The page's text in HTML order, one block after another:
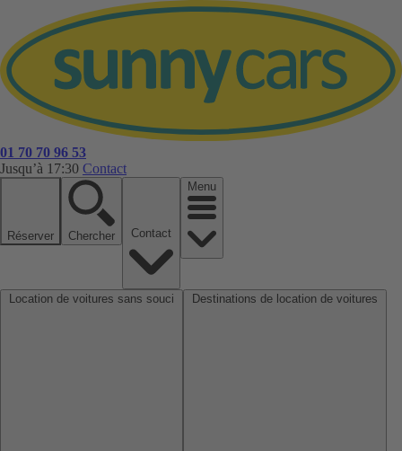
01 70 70 96 53
Jusqu’à 17:30 Contact
Réserver Chercher
Menu